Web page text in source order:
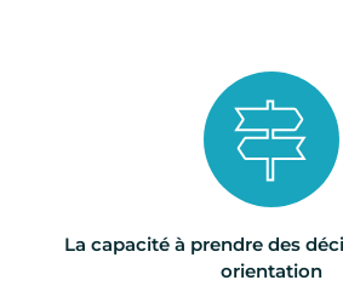
La capacité à prendre des
orientation